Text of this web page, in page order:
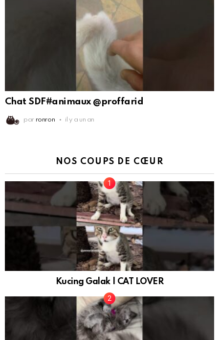
Chat SDF#animaux @proffarid
par ronron il y a un an
NOS COUPS DE CŒUR
Kucing Galak | CAT LOVER